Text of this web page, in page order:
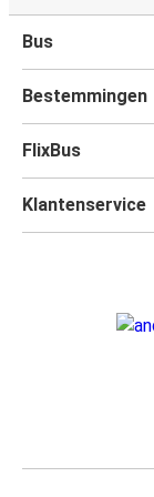
Bus
Bestemmingen
FlixBus
Klantenservice